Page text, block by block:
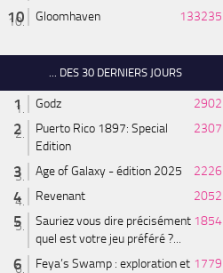
Gloomhaven 133235
... DES 30 DERNIERS JOURS
Godz
2902
Puerto Rico 1897: Special
Edition
2307
Age of Galaxy - édition 2025
2226
Revenant
2052
Sauriez vous dire précisément
quel est votre jeu préféré ?...
1854
Feya’s Swamp : exploration et 1779